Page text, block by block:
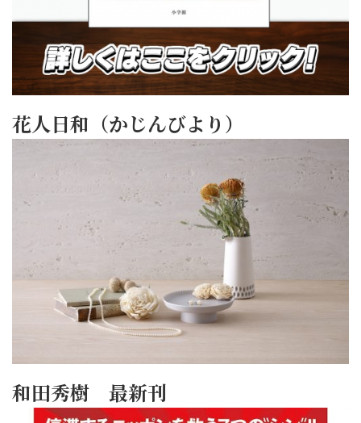
花人日和（かじんびより）
和田秀樹 最新刊